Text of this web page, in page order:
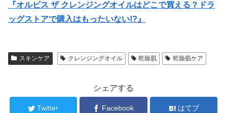
『オルビス ザ クレンジングオイルはどこで買える？ドラ
ッグストアで購入はもったいない!?』
スキンケア クレンジングオイル 乾燥肌 乾燥肌ケア
シェアする
Twitter Facebook はてブ